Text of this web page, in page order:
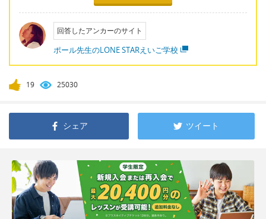
回答したアンカーのサイト
ポール先生のLONE STARえいご学校
19 25030
シェア ツイート